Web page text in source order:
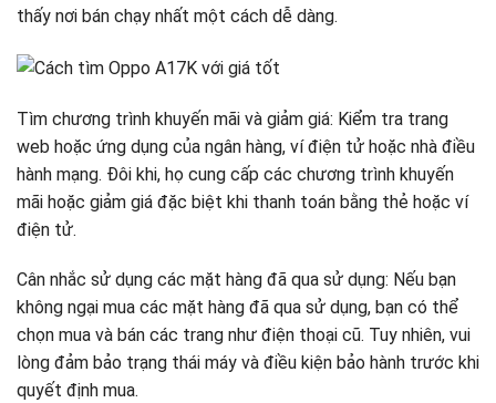
thấy nơi bán chạy nhất một cách dễ dàng.
Tìm chương trình khuyến mãi và giảm giá: Kiểm tra trang
web hoặc ứng dụng của ngân hàng, ví điện tử hoặc nhà điều
hành mạng. Đôi khi, họ cung cấp các chương trình khuyến
mãi hoặc giảm giá đặc biệt khi thanh toán bằng thẻ hoặc ví
điện tử.
Cân nhắc sử dụng các mặt hàng đã qua sử dụng: Nếu bạn
không ngại mua các mặt hàng đã qua sử dụng, bạn có thể
chọn mua và bán các trang như điện thoại cũ. Tuy nhiên, vui
lòng đảm bảo trạng thái máy và điều kiện bảo hành trước khi
quyết định mua.